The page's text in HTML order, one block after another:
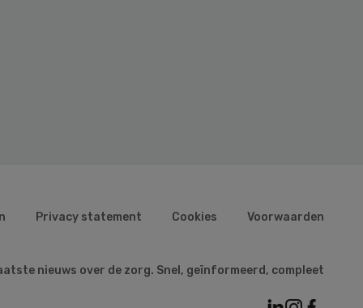
Privacy statement Cookies Voorwaarden
nieuws over de zorg. Snel, geïnformeerd, compleet